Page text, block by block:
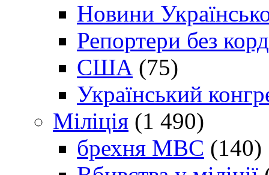
Новини
Репортери без
США (75)
Український
Міліція (1 490)
брехня МВС (140)